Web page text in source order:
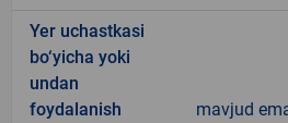
Yer uchastkasi
bo‘yicha yoki
undan
foydalanish
mavjud